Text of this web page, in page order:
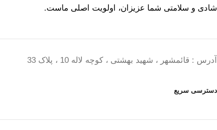
شادی و سلامتی شما عزیزان، اولویت اصلی ماست.
آدرس : قائمشهر ، شهید بهشتی ، کوچه لاله 10 ، پلاک 33
دسترسی سریع